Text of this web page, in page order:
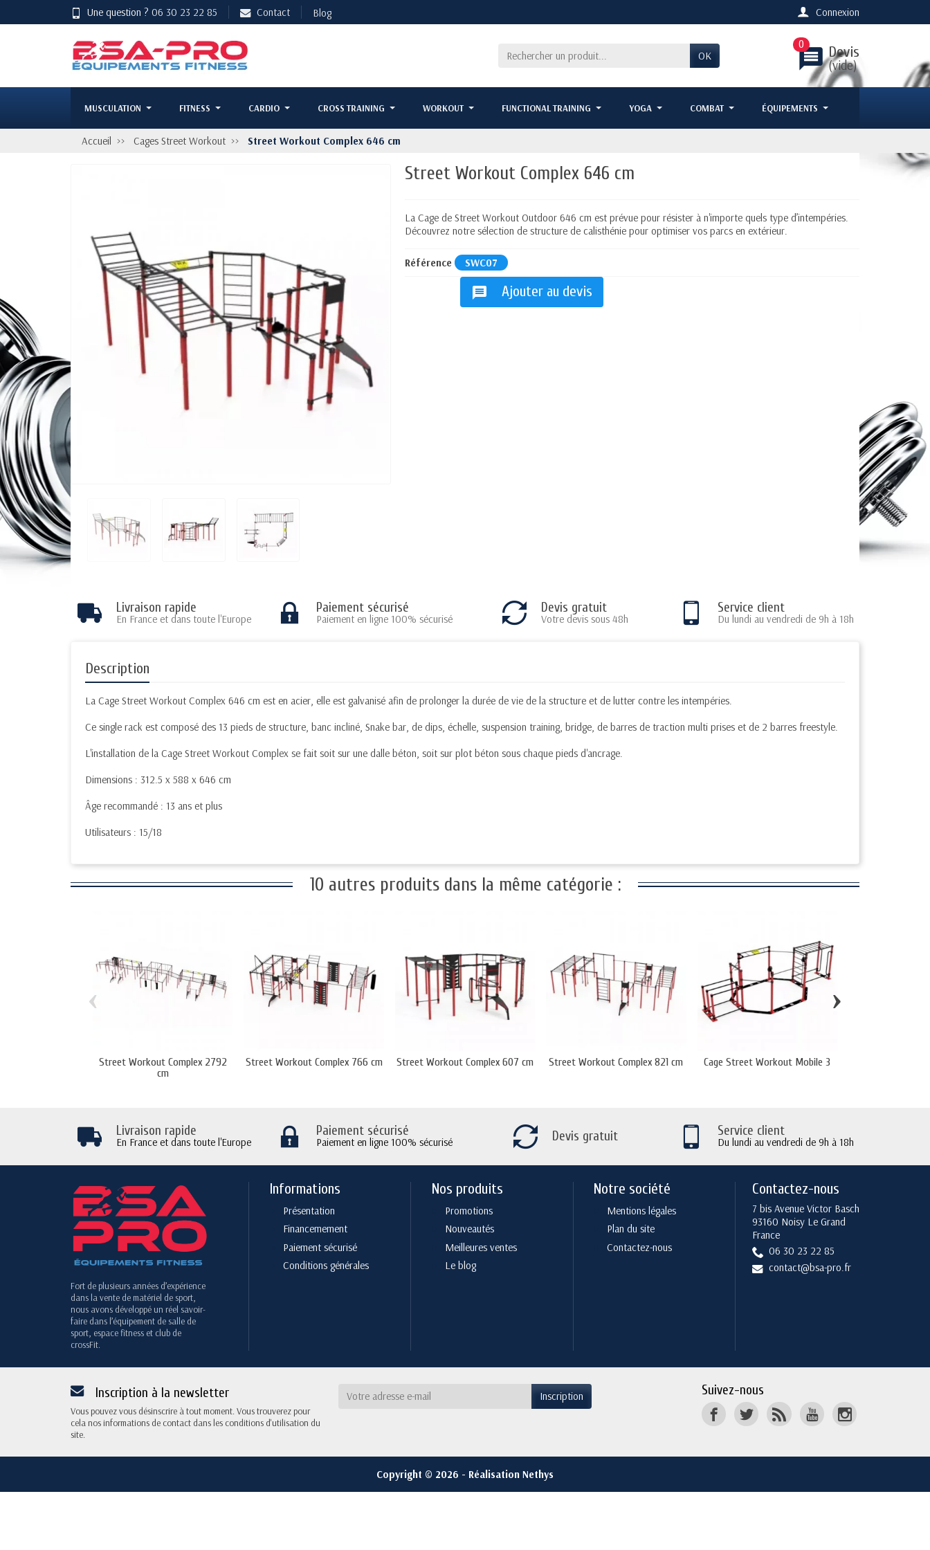
Une question ? 06 30 23 22 85 Contact Blog Connexion
OK message Devis
(vide)
0
MUSCULATION FITNESS CARDIO CROSS TRAINING WORKOUT FUNCTIONAL TRAINING YOGA COMBAT ÉQUIPEMENTS
Accueil Cages Street Workout Street Workout Complex 646 cm
Street Workout Complex 646 cm
La Cage de Street Workout Outdoor 646 cm est prévue pour résister à n'importe quels type d’intempéries.
Découvrez notre sélection de structure de calisthénie pour optimiser vos parcs en extérieur.
Référence SWC07
message Ajouter au devis
Livraison rapide
En France et dans toute l'Europe
Paiement sécurisé
Paiement en ligne 100% sécurisé
Devis gratuit
Votre devis sous 48h
Service client
Du lundi au vendredi de 9h à 18h
Description
La Cage Street Workout Complex 646 cm est en acier, elle est galvanisé afin de prolonger la durée de vie de la structure et de lutter contre les intempéries.
Ce single rack est composé des 13 pieds de structure, banc incliné, Snake bar, de dips, échelle, suspension training, bridge, de barres de traction multi prises et de 2 barres freestyle.
L'installation de la Cage Street Workout Complex se fait soit sur une dalle béton, soit sur plot béton sous chaque pieds d'ancrage.
Dimensions : 312.5 x 588 x 646 cm
Âge recommandé : 13 ans et plus
Utilisateurs : 15/18
10 autres produits dans la même catégorie :
Street Workout Complex 2792
cm
Street Workout Complex 766 cm Street Workout Complex 607 cm Street Workout Complex 821 cm Cage Street Workout Mobile 3
‹ ›
Livraison rapide
En France et dans toute l'Europe
Paiement sécurisé
Paiement en ligne 100% sécurisé Devis gratuit Service client
Du lundi au vendredi de 9h à 18h
Fort de plusieurs années d’expérience
dans la vente de matériel de sport,
nous avons développé un réel savoir-
faire dans l’équipement de salle de
sport, espace fitness et club de
crossFit.
Informations
Présentation
Financemement
Paiement sécurisé
Conditions générales
Nos produits
Promotions
Nouveautés
Meilleures ventes
Le blog
Notre société
Mentions légales
Plan du site
Contactez-nous
Contactez-nous
7 bis Avenue Victor Basch
93160 Noisy Le Grand
France
06 30 23 22 85
contact@bsa-pro.fr
Inscription à la newsletter
Vous pouvez vous désinscrire à tout moment. Vous trouverez pour
cela nos informations de contact dans les conditions d'utilisation du
site.
Suivez-nous
Copyright © 2026 - Réalisation Nethys